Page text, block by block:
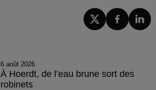
6 août 2026
À Hoerdt, de l’eau brune sort des
robinets